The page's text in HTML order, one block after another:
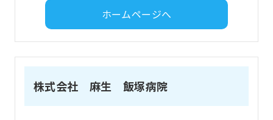
ホームページへ
株式会社 麻生 飯塚病院